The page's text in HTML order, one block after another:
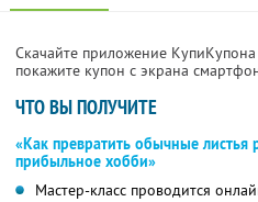
Скачайте приложение КупиКупона
покажите купон с экрана
ЧТО ВЫ ПОЛУЧИТЕ
«Как превратить обычные листья
прибыльное хобби»
Мастер-класс проводится